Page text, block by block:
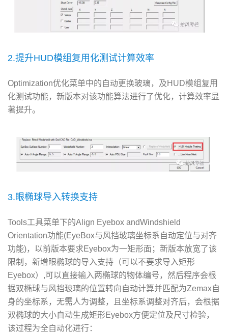
2.提升HUD模组复用化测试计算效率
Optimization优化菜单中的自动更换玻璃，及HUD模组复用
化测试功能，新版本对该功能算法进行了优化，计算效率显
著提升。
3.眼椭球导入转换支持
Tools工具菜单下的Align Eyebox andWindshield
Orientation功能(EyeBox与风挡玻璃坐标系自动定位与对齐
功能)，以前版本要求Eyebox为一矩形面；新版本放宽了该
限制，新增眼椭球的导入支持（可以不要求导入矩形
Eyebox）,可以直接输入两椭球的物体编号，然后程序会根
据双椭球与风挡玻璃的位置转向自动计算并匹配为Zemax自
身的坐标系，无需人为调整，且坐标系调整对齐后，会根据
双椭球的大小自动生成矩形Eyebox方便定位及尺寸检验，
该过程为全自动化进行：